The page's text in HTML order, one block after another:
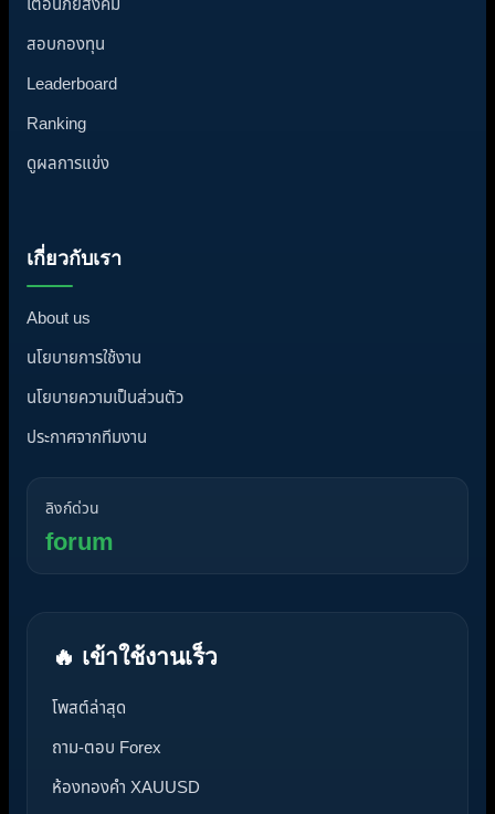
สอบกองทุน
Leaderboard
Ranking
ดูผลการแข่ง
เกี่ยวกับเรา
About us
นโยบายการใช้งาน
นโยบายความเป็นส่วนตัว
ประกาศจากทีมงาน
ลิงก์ด่วน
forum
🔥 เข้าใช้งานเร็ว
โพสต์ล่าสุด
ถาม-ตอบ Forex
ห้องทองคำ XAUUSD